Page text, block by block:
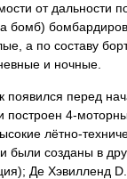
от дальности
бомб)
а по составу
и ночные.
появился перед
построен 4-
лётно-
были созданы в
Де Хэвилленд